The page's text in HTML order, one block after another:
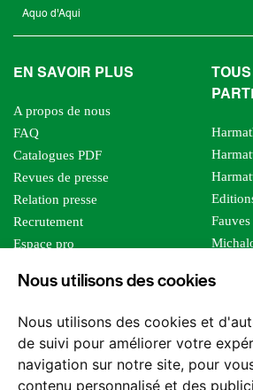
Nous utilisons des cookies
Nous utilisons des cookies et
de suivi pour améliorer votre
navigation sur notre site, pour
contenu personnalisé et des
Aquo d'Aqui
EN SAVOIR PLUS
A propos de nous
FAQ
Catalogues PDF
Revues de presse
Relation presse
Recrutement
Espace pro
Foreign rights
Les
Tous